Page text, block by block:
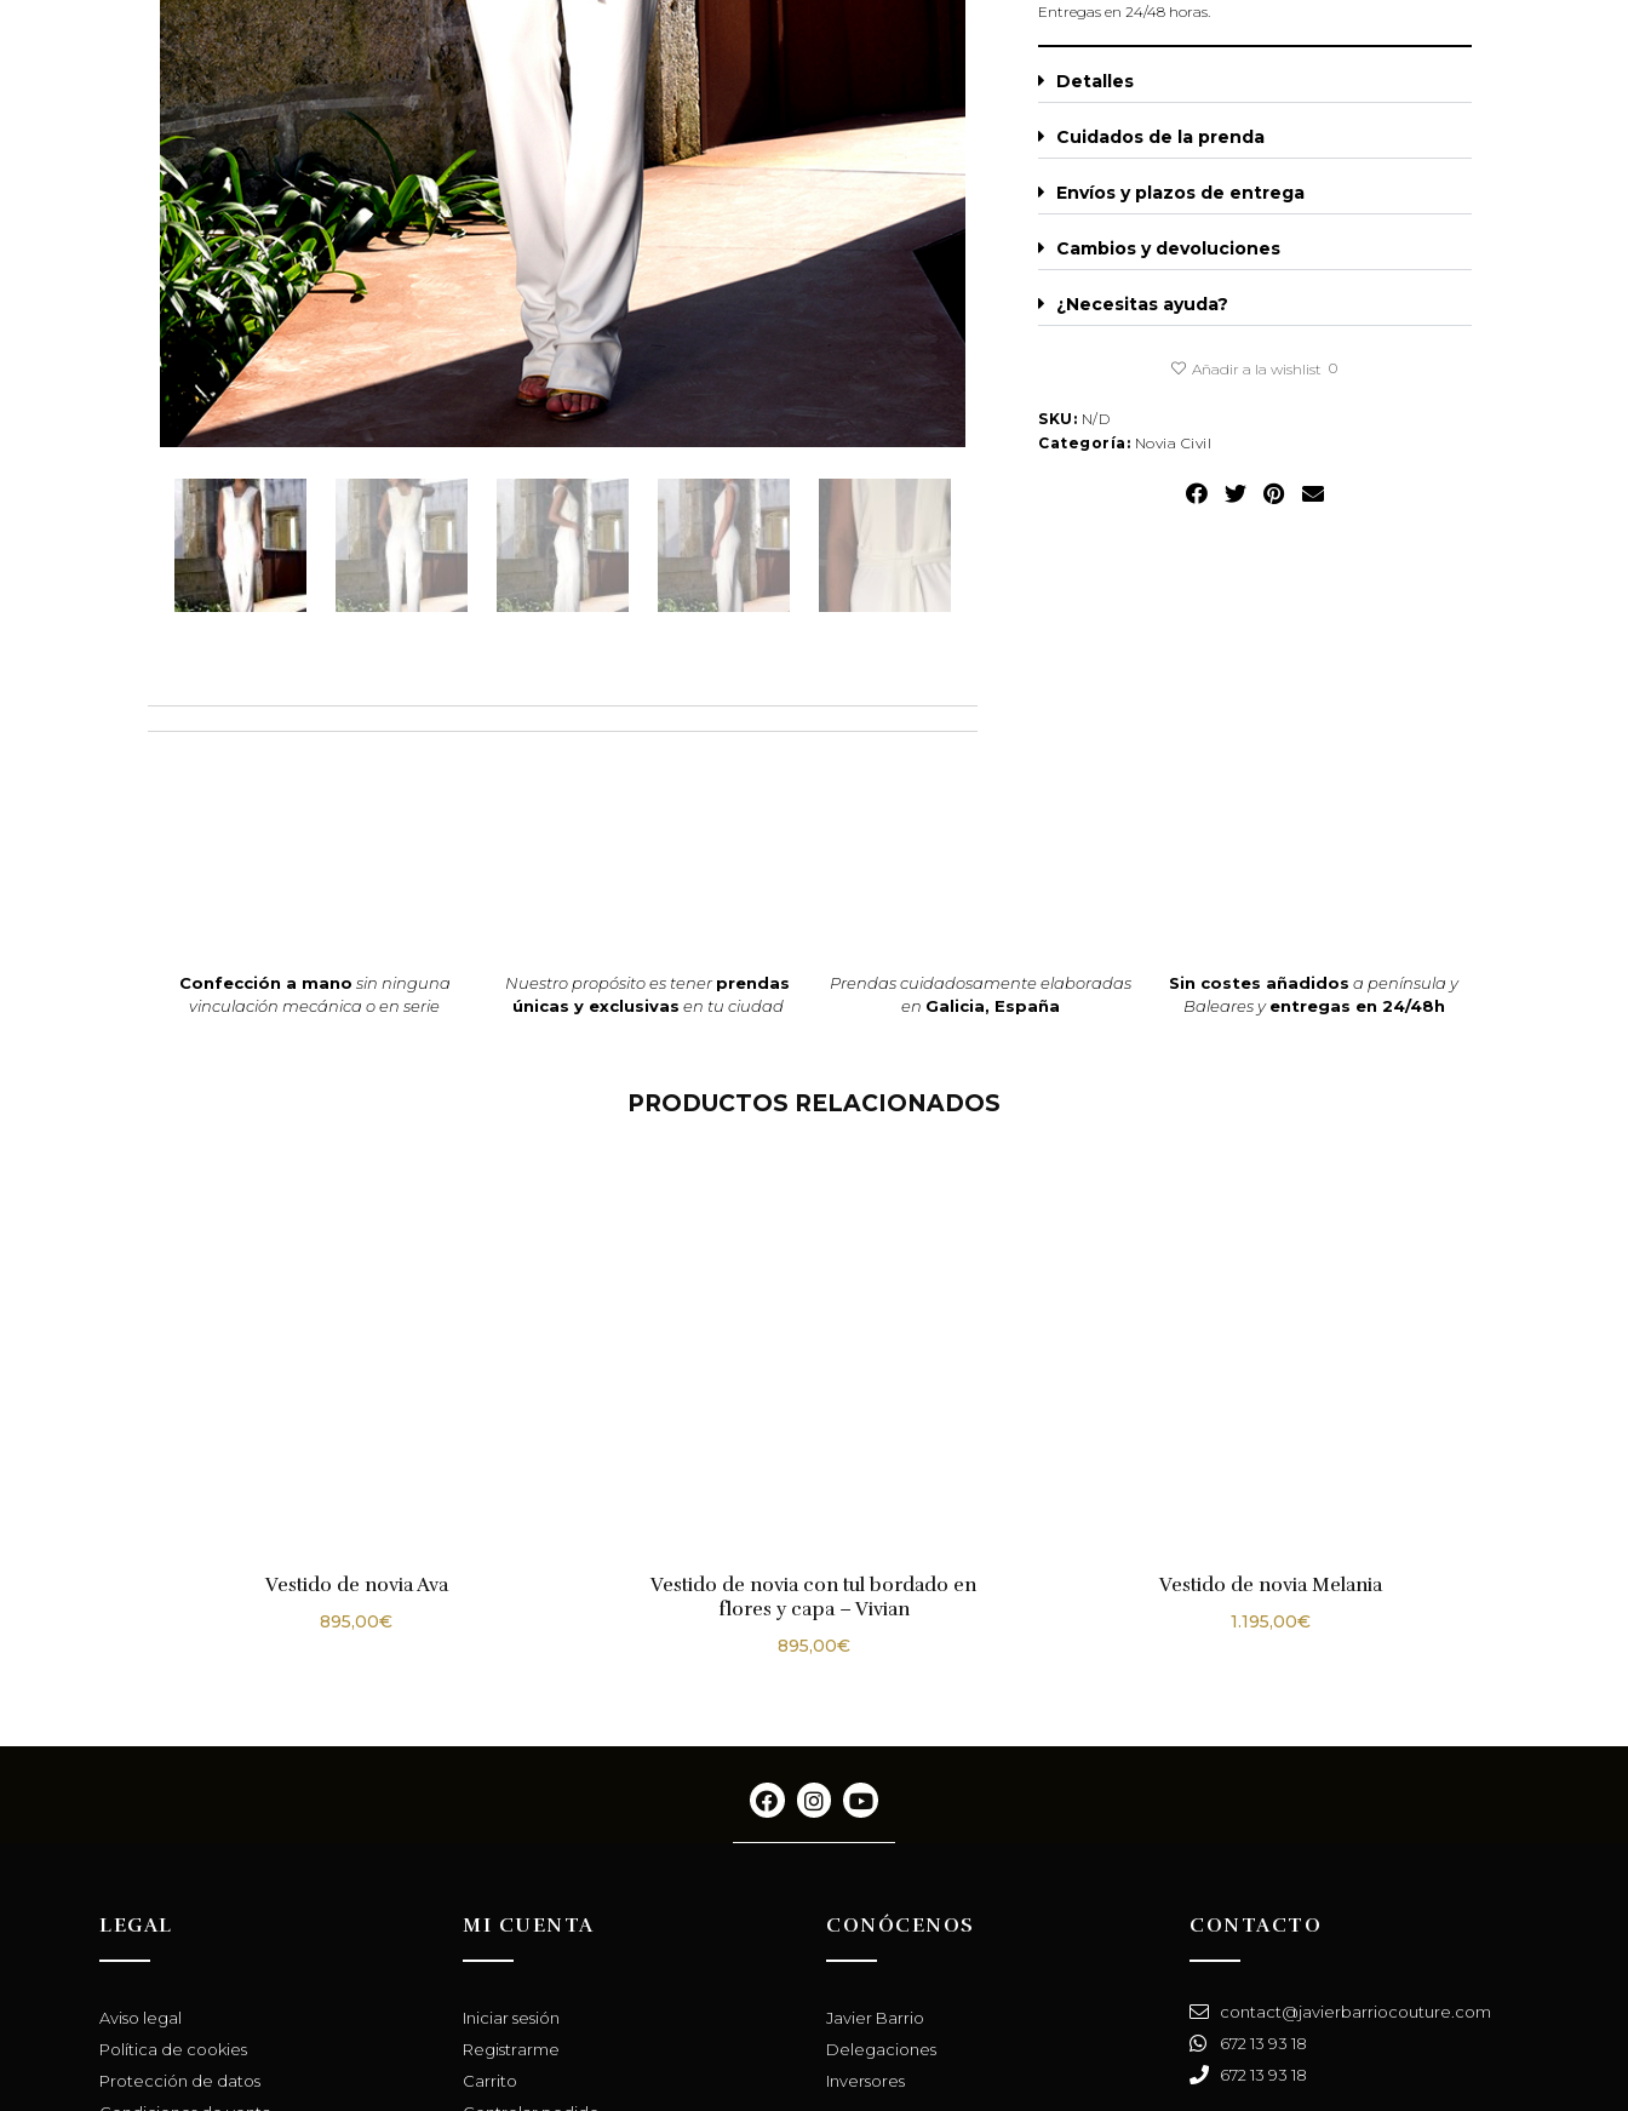
Entregas en 24/48 horas.
Detalles
Cuidados de la prenda
Envíos y plazos de entrega
Cambios y devoluciones
¿Necesitas ayuda?
Añadir a la wishlist 0
SKU: N/D
Categoría: Novia Civil
Confección a mano sin ninguna
vinculación mecánica o en serie
Nuestro propósito es tener prendas
únicas y exclusivas en tu ciudad
Prendas cuidadosamente elaboradas
en Galicia, España
Sin costes añadidos a península y
Baleares y entregas en 24/48h
PRODUCTOS RELACIONADOS
Vestido de novia Ava
895,00€
Vestido de novia con tul bordado en
flores y capa – Vivian
895,00€
Vestido de novia Melania
1.195,00€
LEGAL
Aviso legal
Política de cookies
Protección de datos
MI CUENTA
Iniciar sesión
Registrarme
Carrito
CONÓCENOS
Javier Barrio
Delegaciones
Inversores
CONTACTO
contact@javierbarriocouture.com
672 13 93 18
672 13 93 18